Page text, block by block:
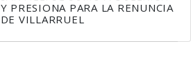
Y PRESIONA PARA LA RENUNCIA
DE VILLARRUEL